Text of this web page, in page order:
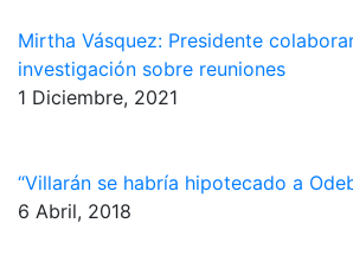
Mirtha Vásquez: Presidente
investigación sobre reuniones
1 Diciembre, 2021
“Villarán se habría hipotecado a
6 Abril, 2018